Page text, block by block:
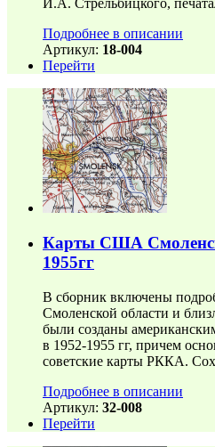
И.А. Стрельбицкого,
Подробнее в описании
Артикул: 18-004
Перейти
Карты США
1955гг
В сборник включены
Смоленской области и
были созданы
в 1952-1955 гг, причем
советские карты РККА.
Подробнее в описании
Артикул: 32-008
Перейти